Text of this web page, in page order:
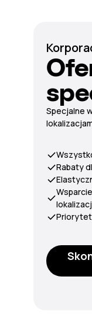
Specjalne
Rabaty